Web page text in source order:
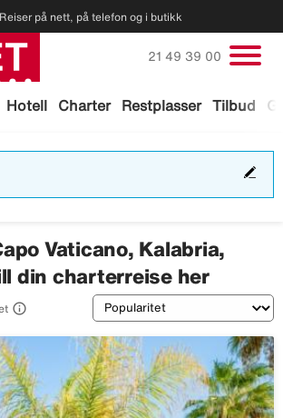
Reiser på nett, på telefon og i butikk
Hotell Charter Restplasser Tilbud
Ring oss på
21 49 39 00
Vaticano, Kalabria,
din charterreise her
 Sortering